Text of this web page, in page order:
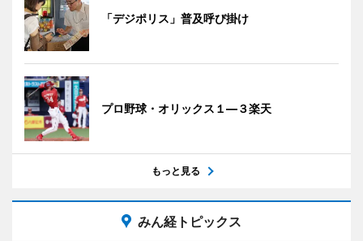
「デジポリス」普及呼び掛け
プロ野球・オリックス１―３楽天
もっと見る
みん経トピックス